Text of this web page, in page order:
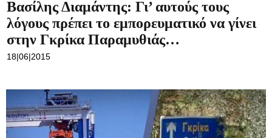
ΠΟΛΙΤΙΚΉ
Οδεύει προς το ΕΣΠΑ το εμπορευματικό
στην Γκρίκα. Απομονώνεται η Δημοτική